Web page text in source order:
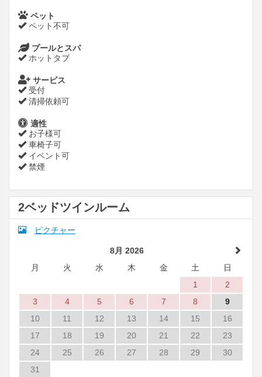
ペット
ペット不可
プールとスパ
ホットタブ
サービス
受付
清掃依頼可
適性
お子様可
車椅子可
イベント可
禁煙
2ベッドツインルーム
ピクチャー
8月 2026
月
火 水 木 金 土
日
1
2
3
4 5 6 7 8
9
10
11 12 13 14 15
16
17
18 19 20 21 22
23
24
25 26 27 28 29
30
31